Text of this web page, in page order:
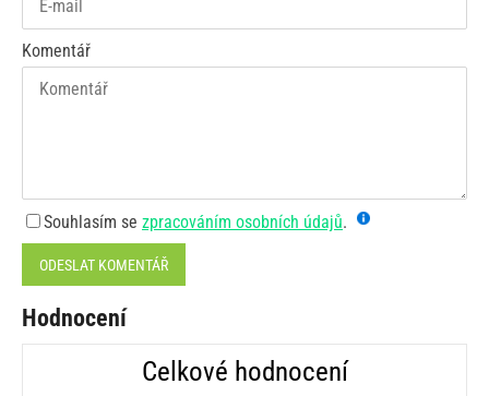
Komentář
Souhlasím se zpracováním osobních údajů.
ODESLAT KOMENTÁŘ
Hodnocení
Celkové hodnocení